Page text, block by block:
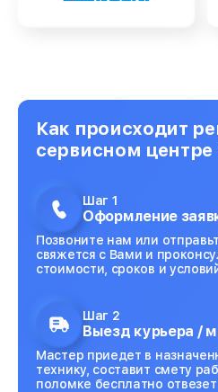
Как происходит
сервисном центре
Шаг 1
Оформление
Позвоните нам или
свяжется с Вами и
стоимости, сроков и
Шаг 2
Выезд курьера /
Мастер приедет в
технику, составит смету
поломке бесплатно